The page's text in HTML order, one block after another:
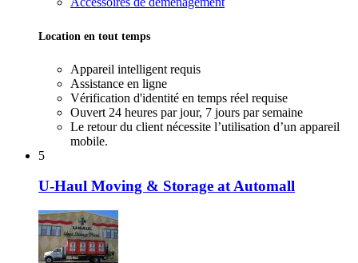
Location en tout temps
Appareil intelligent requis
Assistance en ligne
Vérification d'identité en temps réel requise
Ouvert 24 heures par jour, 7 jours par semaine
Le retour du client nécessite l’utilisation d’un appareil
mobile.
5
U-Haul Moving & Storage at Automall